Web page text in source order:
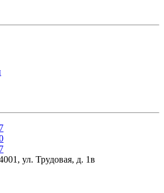
ул. Трудовая, д. 1в